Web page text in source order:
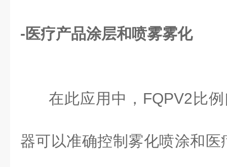
-医疗产品涂层和喷雾雾化
在此应用中，FQPV2比
器可以准确控制雾化喷涂和